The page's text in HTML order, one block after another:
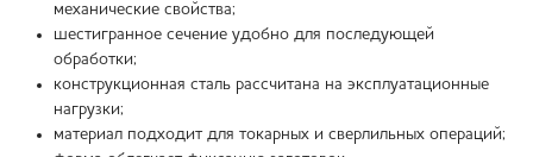
механические свойства;
шестигранное сечение удобно для последующей
обработки;
конструкционная сталь рассчитана на эксплуатационные
нагрузки;
материал подходит для токарных и сверлильных операций;